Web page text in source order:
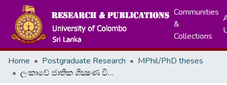
Communities
&
Collections
Home Postgraduate Research
MPhil/PhD theses
ලංකාවේ ජාතික ශික්‍ෂණ විද්‍යා ඩිප්ලෝම පාඨමාලාවේ සිංහල මාධ්‍ය පාඨමාලාවල ඉගැන්වීමේ සමාන්‍ය ක්‍රම විෂයයෙන් අපේක්ෂිත නිපුණතා සාධනයේ ස්වභාවය පිළිබඳ විමර්ශනාත්මක අධ්‍යයනයක්